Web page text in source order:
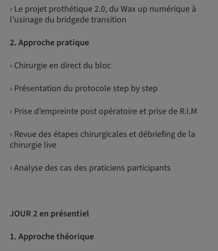
› Le projet prothétique 2.0, du Wax up numérique à
l’usinage du bridgede transition
2. Approche pratique
› Chirurgie en direct du bloc
› Présentation du protocole step by step
› Prise d’empreinte post opératoire et prise de R.I.M
› Revue des étapes chirurgicales et débriefing de la
chirurgie live
› Analyse des cas des praticiens participants
JOUR 2 en présentiel
1. Approche théorique